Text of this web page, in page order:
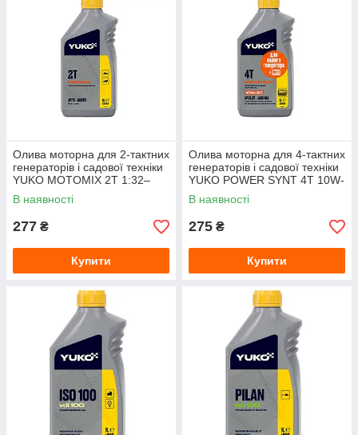
Олива моторна для 2-тактних
генераторів і садової техніки
YUKO MOTOMIX 2T 1:32–
1:50 (000605) 1 л
В наявності
277 ₴
Купити
Олива моторна для 4-тактних
генераторів і садової техніки
YUKO POWER SYNT 4T 10W-
30 (022469) 1 л
В наявності
275 ₴
Купити